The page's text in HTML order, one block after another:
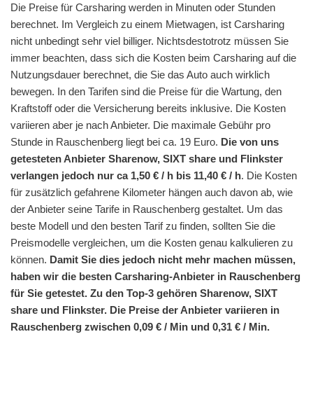
Die Preise für Carsharing werden in Minuten oder Stunden
berechnet. Im Vergleich zu einem Mietwagen, ist Carsharing
nicht unbedingt sehr viel billiger. Nichtsdestotrotz müssen Sie
immer beachten, dass sich die Kosten beim Carsharing auf die
Nutzungsdauer berechnet, die Sie das Auto auch wirklich
bewegen. In den Tarifen sind die Preise für die Wartung, den
Kraftstoff oder die Versicherung bereits inklusive. Die Kosten
variieren aber je nach Anbieter. Die maximale Gebühr pro
Stunde in Rauschenberg liegt bei ca. 19 Euro. Die von uns
getesteten Anbieter Sharenow, SIXT share und Flinkster
verlangen jedoch nur ca 1,50 € / h bis 11,40 € / h. Die Kosten
für zusätzlich gefahrene Kilometer hängen auch davon ab, wie
der Anbieter seine Tarife in Rauschenberg gestaltet. Um das
beste Modell und den besten Tarif zu finden, sollten Sie die
Preismodelle vergleichen, um die Kosten genau kalkulieren zu
können. Damit Sie dies jedoch nicht mehr machen müssen,
haben wir die besten Carsharing-Anbieter in Rauschenberg
für Sie getestet. Zu den Top-3 gehören Sharenow, SIXT
share und Flinkster. Die Preise der Anbieter variieren in
Rauschenberg zwischen 0,09 € / Min und 0,31 € / Min.